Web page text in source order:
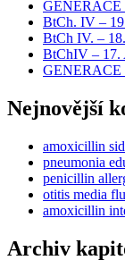
GENERACE
BtCh. IV –
BtCh IV. –
BtChIV – 17.
GENERACE
Nejnovější
amoxicillin
pneumonia
penicillin
otitis media
amoxicillin
Archiv